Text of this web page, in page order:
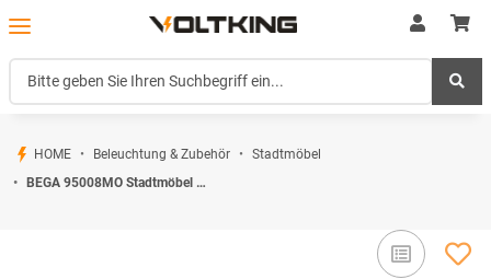
HOME Beleuchtung & Zubehör
Stadtmöbel
BEGA 95008MO Stadtmöbel Barriere Grafit · Marshland Oak